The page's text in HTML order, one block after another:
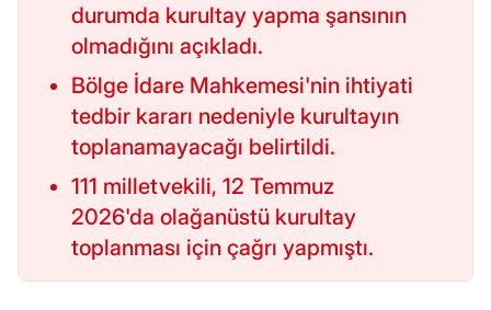
durumda kurultay yapma şansının
olmadığını açıkladı.
Bölge İdare Mahkemesi'nin ihtiyati
tedbir kararı nedeniyle kurultayın
toplanamayacağı belirtildi.
111 milletvekili, 12 Temmuz
2026'da olağanüstü kurultay
toplanması için çağrı yapmıştı.